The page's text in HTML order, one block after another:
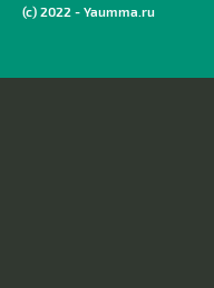
(c) 2022 - Yaumma.ru